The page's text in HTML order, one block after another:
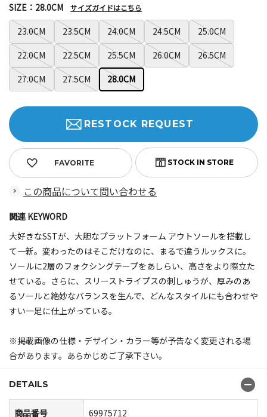
23.0CM 23.5CM 24.0CM 24.5CM
25.0CM
22.0CM
22.5CM 25.5CM 26.0CM
26.5CM
27.0CM
27.5CM 28.0CM
SIZE：28.0CM サイズガイドはこちら
FAVORITE
RESTOCK REQUEST
この商品について問い合わせる
関連 KEYWORD
大好きなSSTが、大胆なプラットフォーム アウトソールを搭載し
て一新。変わったのはそこだけなのに、まるで違うルックスに。
ソールに2層のフォクシングテープをあしらい、高さをより際立た
せている。さらに、スリーストライプスの刺しゅうが、厚みのあ
るソールと絶妙なバランスを生んで、どんなスタイルにも合わせや
すい一足に仕上がっている。
※掲載画像の仕様・デザイン・カラー等が予告なく変更される場
合があります。あらかじめご了承下さい。
DETAILS
商品番号 69975712